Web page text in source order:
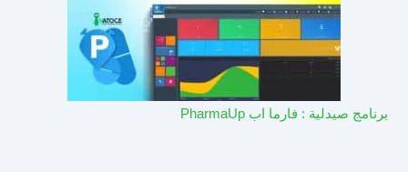
برنامج صيدلية : فارما اب PharmaUp​